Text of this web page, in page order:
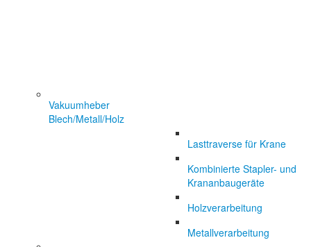
Vakuumheber
Blech/Metall/Holz
Lasttraverse für Krane
Kombinierte Stapler- und
Krananbaugeräte
Holzverarbeitung
Metallverarbeitung